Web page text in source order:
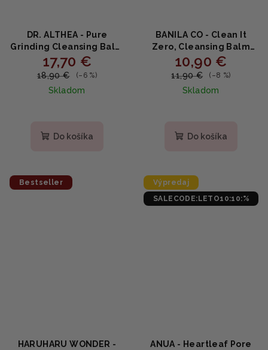
DR. ALTHEA - Pure
Grinding Cleansing Balm
- Čistiaci balzam s
hroznovým a
čajovníkovým olejom
50ml
17,70 €
18,90 € (–6 %)
Skladom
produktu
Do košíka
BANILA CO - Clean It
Zero, Cleansing Balm
Original - Jemný a
čistiaci odličovací
balzam 50ml
10,90 €
11,90 € (–8 %)
Skladom
produktu
hviezdičiek.
Do košíka
Bestseller
HARUHARU WONDER -
Výpredaj
SALECODE:LETO10:10:%
ANUA - Heartleaf Pore